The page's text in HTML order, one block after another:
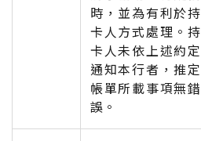
時，並為有利於持
卡人方式處理。持
卡人未依上述約定
通知本行者，推定
帳單所載事項無錯
誤。